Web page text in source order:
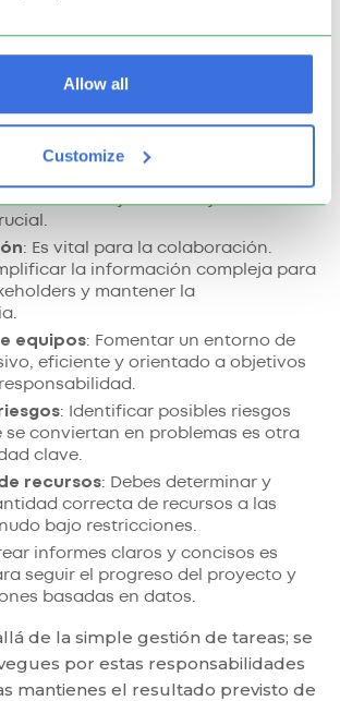
Allow all
Customize
de proyecto
mientras equilibras la calidad
: Es vital para la colaboración.
la información compleja para
y mantener la
equipos: Fomentar un entorno de
eficiente y orientado a objetivos
: Identificar posibles riesgos
se conviertan en problemas es otra
clave.
recursos: Debes determinar y
correcta de recursos a las
bajo restricciones.
informes claros y concisos es
seguir el progreso del proyecto y
basadas en datos.
de la simple gestión de tareas; se
por estas responsabilidades
mantienes el resultado previsto de